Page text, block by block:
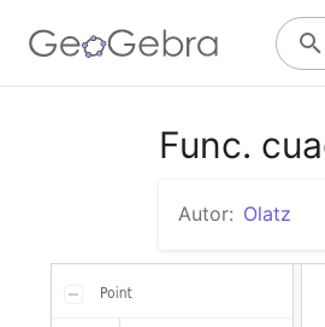
Func.
Autor: Olatz